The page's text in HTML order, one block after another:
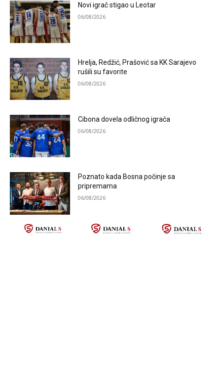
Novi igrač stigao u Leotar
06/08/2026
Hrelja, Redžić, Prašović sa KK Sarajevo
rušili su favorite
06/08/2026
Cibona dovela odličnog igrača
06/08/2026
Poznato kada Bosna počinje sa
pripremama
06/08/2026